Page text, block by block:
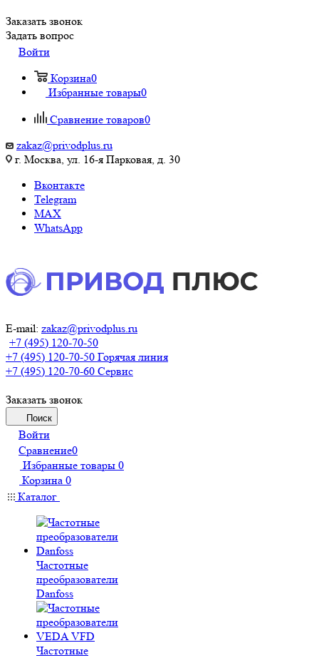
Заказать звонок
Задать вопрос
Войти
Корзина0
Избранные товары0
Сравнение товаров0
zakaz@privodplus.ru
г. Москва, ул. 16-я Парковая, д. 30
Вконтакте
Telegram
MAX
WhatsApp
E-mail: zakaz@privodplus.ru
+7 (495) 120-70-50
+7 (495) 120-70-50 Горячая линия
+7 (495) 120-70-60 Сервис
Заказать звонок
Поиск
Войти
Сравнение0
Избранные товары 0
Корзина 0
Каталог
Частотные
преобразователи
Danfoss
Частотные